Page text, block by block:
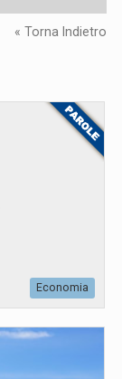
« Torna Indietro
Economia